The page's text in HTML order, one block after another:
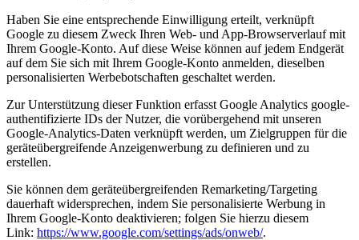
Haben Sie eine entsprechende Einwilligung erteilt, verknüpft
Google zu diesem Zweck Ihren Web- und App-Browserverlauf mit
Ihrem Google-Konto. Auf diese Weise können auf jedem Endgerät
auf dem Sie sich mit Ihrem Google-Konto anmelden, dieselben
personalisierten Werbebotschaften geschaltet werden.
Zur Unterstützung dieser Funktion erfasst Google Analytics google-
authentifizierte IDs der Nutzer, die vorübergehend mit unseren
Google-Analytics-Daten verknüpft werden, um Zielgruppen für die
geräteübergreifende Anzeigenwerbung zu definieren und zu
erstellen.
Sie können dem geräteübergreifenden Remarketing/Targeting
dauerhaft widersprechen, indem Sie personalisierte Werbung in
Ihrem Google-Konto deaktivieren; folgen Sie hierzu diesem
Link: https://www.google.com/settings/ads/onweb/.